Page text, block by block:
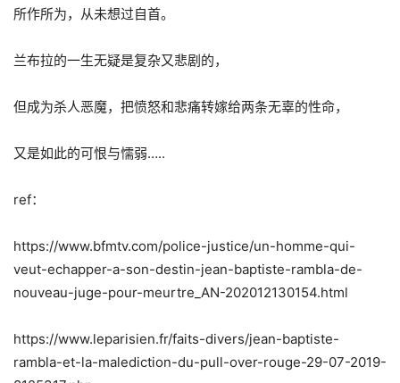
所作所为，从未想过自首。
兰布拉的一生无疑是复杂又悲剧的，
但成为杀人恶魔，把愤怒和悲痛转嫁给两条无辜的性命，
又是如此的可恨与懦弱…..
ref：
https://www.bfmtv.com/police-justice/un-homme-qui-
veut-echapper-a-son-destin-jean-baptiste-rambla-de-
nouveau-juge-pour-meurtre_AN-202012130154.html
https://www.leparisien.fr/faits-divers/jean-baptiste-
rambla-et-la-malediction-du-pull-over-rouge-29-07-2019-